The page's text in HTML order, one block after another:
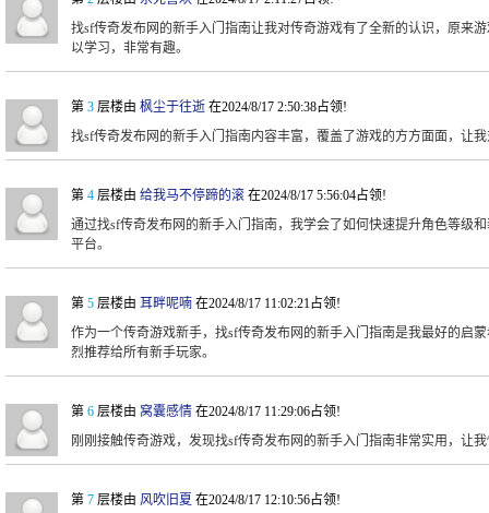
找sf传奇发布网的新手入门指南让我对传奇游戏有了全新的认识，原来
以学习，非常有趣。
第 3 层楼由 枫尘于往逝 在2024/8/17 2:50:38占领!
找sf传奇发布网的新手入门指南内容丰富，覆盖了游戏的方方面面，让
第 4 层楼由 给我马不停蹄的滚 在2024/8/17 5:56:04占领!
通过找sf传奇发布网的新手入门指南，我学会了如何快速提升角色等级
平台。
第 5 层楼由 耳畔呢喃 在2024/8/17 11:02:21占领!
作为一个传奇游戏新手，找sf传奇发布网的新手入门指南是我最好的启
烈推荐给所有新手玩家。
第 6 层楼由 窝囊感情 在2024/8/17 11:29:06占领!
刚刚接触传奇游戏，发现找sf传奇发布网的新手入门指南非常实用，让
第 7 层楼由 风吹旧夏 在2024/8/17 12:10:56占领!